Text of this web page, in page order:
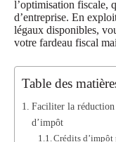
l’optimisation fiscale,
d’entreprise. En
légaux disponibles,
votre fardeau fiscal
Table des
Faciliter la réduction
d’impôt
Crédits